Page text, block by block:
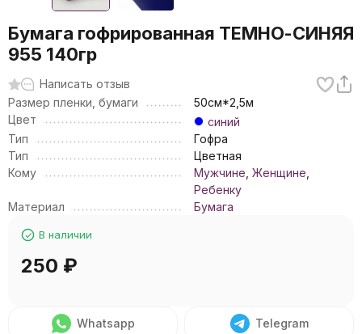
Бумага гофрированная ТЕМНО-СИНЯЯ
955 140гр
Написать отзыв
Размер пленки, бумаги
50см*2,5м
Цвет
синий
Тип
Гофра
Тип
Цветная
Кому
Мужчине Женщине
Ребенку
Материал
Бумага
В наличии
250 ₽
Whatsapp Telegram